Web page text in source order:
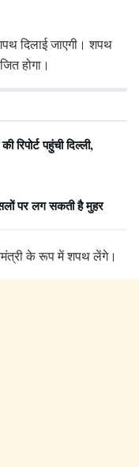
दिलाई जाएगी। शपथ
होगा।
रिपोर्ट पहुंची दिल्ली,
पर लग सकती है मुहर
के रूप में शपथ लेंगे।